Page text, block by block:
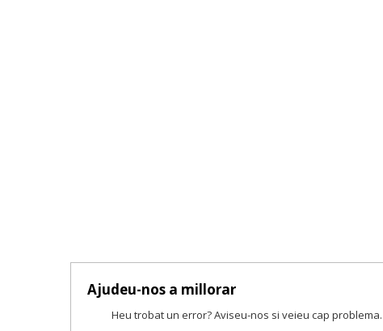
Ajudeu-nos a millorar
Heu trobat un error? Aviseu-nos si veieu cap problema.